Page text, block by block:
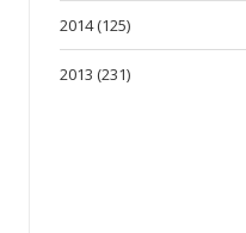
2014 (125)
2013 (231)